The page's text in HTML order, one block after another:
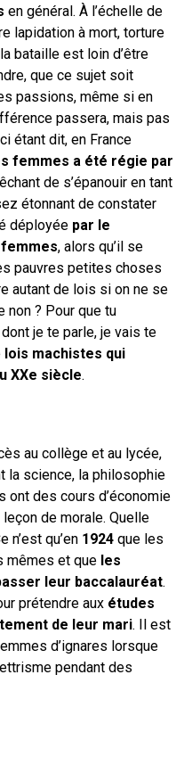
en général. À l’échelle de
lapidation à mort, torture
bataille est loin d’être
que ce sujet soit
passions, même si en
passera, mais pas
étant dit, en France
femmes a été régie par
de s’épanouir en tant
étonnant de constater
déployée par le
, alors qu’il se
pauvres petites choses
autant de lois si on ne se
non ? Pour que tu
dont je te parle, je vais te
lois machistes qui
XXe siècle.
au collège et au lycée,
la science, la philosophie
ont des cours d’économie
de morale. Quelle
n’est qu’en 1924 que les
mêmes et que les
leur baccalauréat.
prétendre aux études
de leur mari. Il est
d’ignares lorsque
pendant des